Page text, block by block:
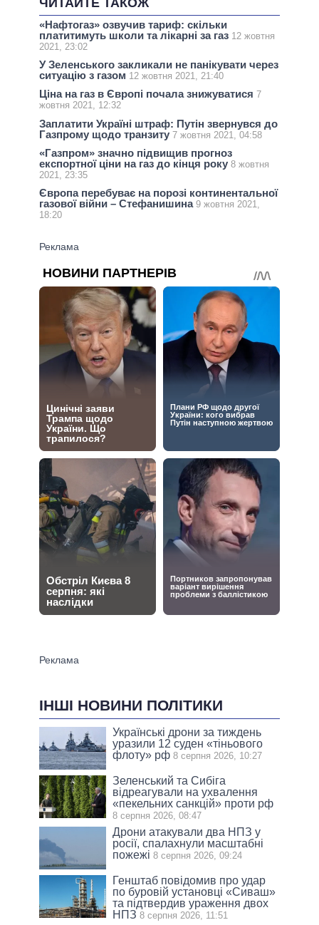
ЧИТАЙТЕ ТАКОЖ
«Нафтогаз» озвучив тариф: скільки
платитимуть школи та лікарні за газ 12 жовтня
2021, 23:02
У Зеленського закликали не панікувати через
ситуацію з газом 12 жовтня 2021, 21:40
Ціна на газ в Європі почала знижуватися 7
жовтня 2021, 12:32
Заплатити Україні штраф: Путін звернувся до
Газпрому щодо транзиту 7 жовтня 2021, 04:58
«Газпром» значно підвищив прогноз
експортної ціни на газ до кінця року 8 жовтня
2021, 23:35
Європа перебуває на порозі континентальної
газової війни – Стефанишина 9 жовтня 2021,
18:20
ІНШІ НОВИНИ ПОЛІТИКИ
Українські дрони за тиждень
уразили 12 суден «тіньового
флоту» рф 8 серпня 2026, 10:27
Зеленський та Сибіга
відреагували на ухвалення
«пекельних санкцій» проти рф
8 серпня 2026, 08:47
Дрони атакували два НПЗ у
росії, спалахнули масштабні
пожежі 8 серпня 2026, 09:24
Генштаб повідомив про удар
по буровій установці «Сиваш»
та підтвердив ураження двох
НПЗ 8 серпня 2026, 11:51